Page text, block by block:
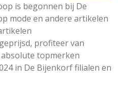
is begonnen bij De
mode en andere artikelen
profiteer van
topmerken
in De Bijenkorf filialen en